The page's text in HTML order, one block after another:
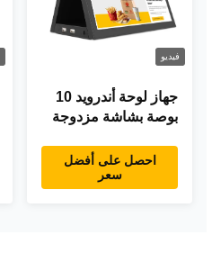
فيديو
جهاز لوحة أندرويد 10
بوصة بشاشة مزدوجة
POE إعلانات جهاز
كمبيوتر لوحي
احصل على أفضل
سعر